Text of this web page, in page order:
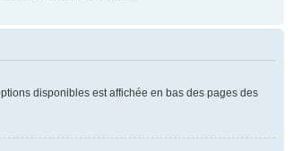
disponibles est affichée en bas des pages des